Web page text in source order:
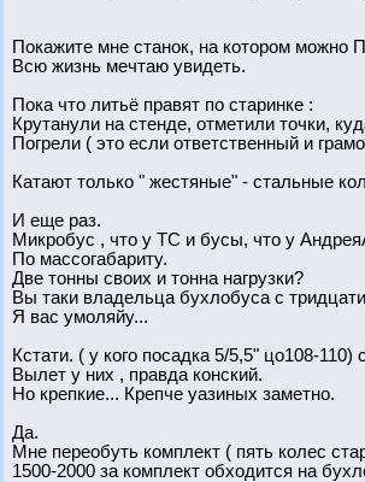
Покажите мне станок, на котором
Всю жизнь мечтаю увидеть.
Пока что литьё правят по старинке :
Крутанули на стенде, отметили точки,
Погрели ( это если ответственный и
Катают только " жестяные" - стальные
И еще раз.
Микробус , что у ТС и бусы, что у
По массогабариту.
Две тонны своих и тонна нагрузки?
Вы таки владельца бухлобуса с
Я вас умоляйу...
Кстати. ( у кого посадка 5/5,5" цо108-
Вылет у них , правда конский.
Но крепкие... Крепче уазиных заметно.
Да.
Мне переобуть комплект ( пять колес
1500-2000 за комплект обходится на